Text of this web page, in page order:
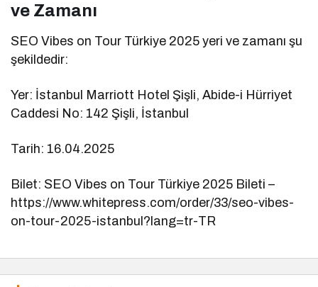
ve Zamanı
SEO Vibes on Tour Türkiye 2025 yeri ve zamanı şu
şekildedir:
Yer: İstanbul Marriott Hotel Şişli, Abide-i Hürriyet
Caddesi No: 142 Şişli, İstanbul
Tarih: 16.04.2025
Bilet: SEO Vibes on Tour Türkiye 2025 Bileti –
https://www.whitepress.com/order/33/seo-vibes-
on-tour-2025-istanbul?lang=tr-TR